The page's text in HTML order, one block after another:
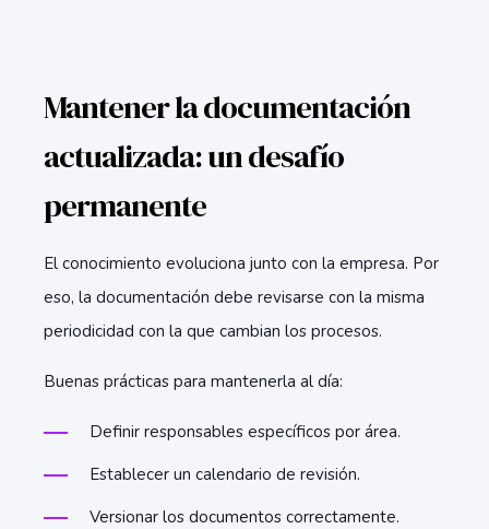
Mantener la documentación
actualizada: un desafío
permanente
El conocimiento evoluciona junto con la empresa. Por
eso, la documentación debe revisarse con la misma
periodicidad con la que cambian los procesos.
Buenas prácticas para mantenerla al día:
Definir responsables específicos por área.
Establecer un calendario de revisión.
Versionar los documentos correctamente.